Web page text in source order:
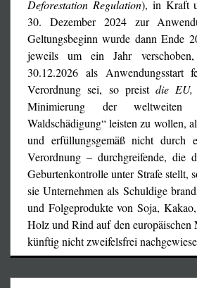
Schmähworte gegen Trump
gewesen wären.)
So widerwärtig das Mullah-
europäischen Regierungen
auch bei dessen größten
den Arsch krochen« –
Vergewaltigungen weiblicher
auf Unverschleierte bis hin zu ernst
folgenreichen Mordaufrufen gegen
Rudi Carells, die ihm den Weg zum
Deforestation Regulation), in Kraft
30. Dezember 2024 zur
Geltungsbeginn wurde dann Ende
jeweils um ein Jahr
30.12.2026 als Anwendungsstart
Verordnung sei, so preist die EU,
Minimierung der weltweiten
Waldschädigung“ leisten zu wollen,
und erfüllungsgemäß nicht durch
Verordnung – durchgreifende, die
Geburtenkontrolle unter Strafe stellt,
sie Unternehmen als Schuldige
und Folgeprodukte von Soja,
Holz und Rind auf den
künftig nicht zweifelsfrei